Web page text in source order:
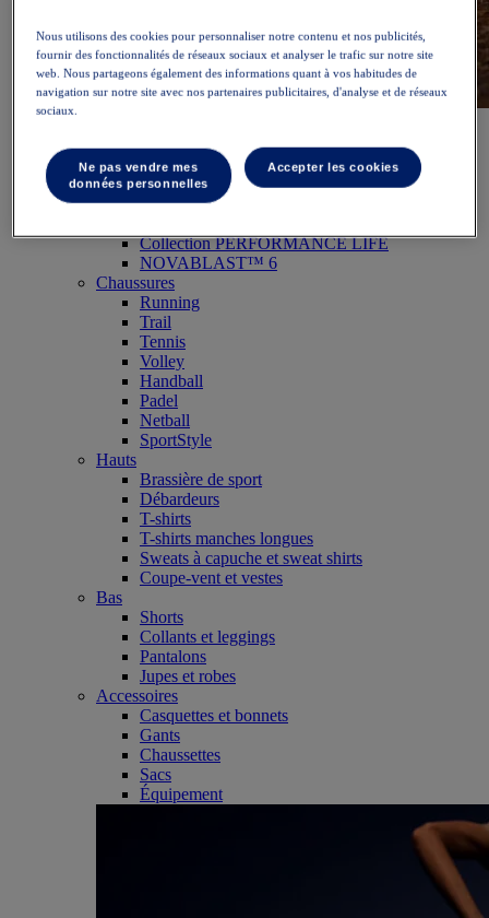
Articles phares
Nouveautés
Meilleures ventes
Collection PERFORMANCE LIFE
NOVABLAST™ 6
Chaussures
Running
Trail
Tennis
Volley
Handball
Padel
Netball
SportStyle
Hauts
Brassière de sport
Débardeurs
T-shirts
T-shirts manches longues
Sweats à capuche et sweat shirts
Coupe-vent et vestes
Bas
Shorts
Collants et leggings
Pantalons
Jupes et robes
Accessoires
Casquettes et bonnets
Gants
Chaussettes
Sacs
Équipement
Nous utilisons des cookies pour personnaliser notre contenu et nos publicités,
fournir des fonctionnalités de réseaux sociaux et analyser le trafic sur notre site
web. Nous partageons également des informations quant à vos habitudes de
navigation sur notre site avec nos partenaires publicitaires, d'analyse et de réseaux
sociaux.
Ne pas vendre mes
données personnelles
Accepter les cookies